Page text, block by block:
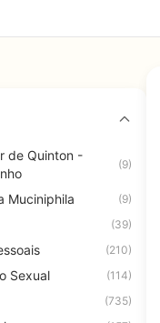
de Quinton -
(9)
Muciniphila (9)
(39)
(210)
Sexual (114)
(735)